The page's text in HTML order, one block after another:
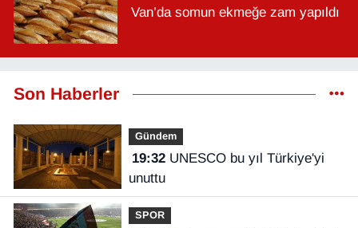
Van’da somun ekmeğe zam yapıldı
Son Haberler
Gündem
19:32UNESCO bu yıl Türkiye'yi
unuttu
SPOR